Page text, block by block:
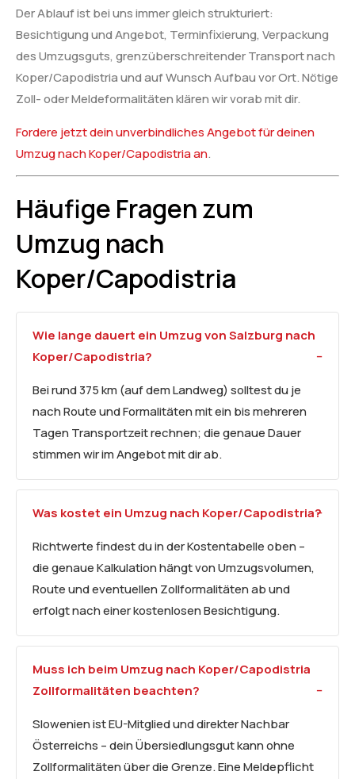
Der Ablauf ist bei uns immer gleich strukturiert:
Besichtigung und Angebot, Terminfixierung, Verpackung
des Umzugsguts, grenzüberschreitender Transport nach
Koper/Capodistria und auf Wunsch Aufbau vor Ort. Nötige
Zoll- oder Meldeformalitäten klären wir vorab mit dir.
Fordere jetzt dein unverbindliches Angebot für deinen
Umzug nach Koper/Capodistria an.
Häufige Fragen zum
Umzug nach
Koper/Capodistria
Wie lange dauert ein Umzug von Salzburg nach
Koper/Capodistria?
Bei rund 375 km (auf dem Landweg) solltest du je
nach Route und Formalitäten mit ein bis mehreren
Tagen Transportzeit rechnen; die genaue Dauer
stimmen wir im Angebot mit dir ab.
Was kostet ein Umzug nach Koper/Capodistria?
Richtwerte findest du in der Kostentabelle oben –
die genaue Kalkulation hängt von Umzugsvolumen,
Route und eventuellen Zollformalitäten ab und
erfolgt nach einer kostenlosen Besichtigung.
Muss ich beim Umzug nach Koper/Capodistria
Zollformalitäten beachten?
Slowenien ist EU-Mitglied und direkter Nachbar
Österreichs – dein Übersiedlungsgut kann ohne
Zollformalitäten über die Grenze. Eine Meldepflicht